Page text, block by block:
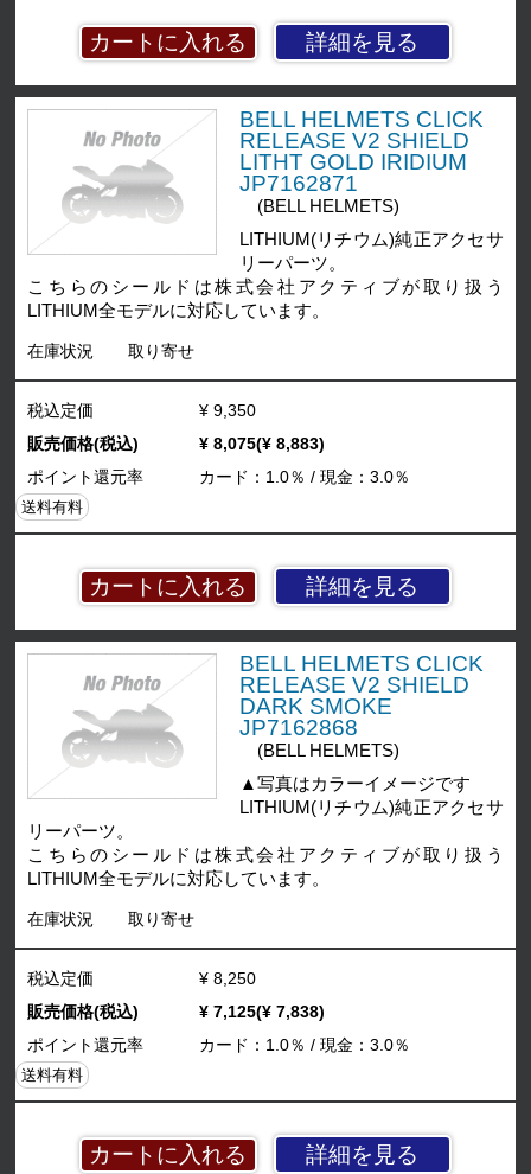
詳細を見る
BELL HELMETS CLICK
RELEASE V2 SHIELD
LITHT GOLD IRIDIUM
JP7162871
(BELL HELMETS)
LITHIUM(リチウム)純正アクセサ
リーパーツ。
こちらのシールドは株式会社アクティブが取り扱う
LITHIUM全モデルに対応しています。
在庫状況 取り寄せ
詳細を見る
税込定価
¥ 9,350
販売価格(税込)
¥ 8,075(¥ 8,883)
ポイント還元率
カード：1.0％ / 現金：3.0％
送料有料
BELL HELMETS CLICK
RELEASE V2 SHIELD
DARK SMOKE
JP7162868
(BELL HELMETS)
▲写真はカラーイメージです
LITHIUM(リチウム)純正アクセサ
リーパーツ。
こちらのシールドは株式会社アクティブが取り扱う
LITHIUM全モデルに対応しています。
在庫状況 取り寄せ
詳細を見る
税込定価
¥ 8,250
販売価格(税込)
¥ 7,125(¥ 7,838)
ポイント還元率
カード：1.0％ / 現金：3.0％
送料有料